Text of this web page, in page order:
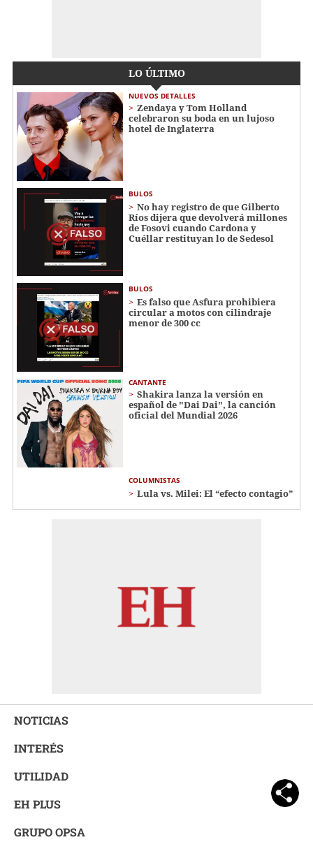
LO ÚLTIMO
NUEVOS DETALLES
Zendaya y Tom Holland
celebraron su boda en un lujoso
hotel de Inglaterra
BULOS
No hay registro de que Gilberto
Ríos dijera que devolverá millones
de Fosovi cuando Cardona y
Cuéllar restituyan lo de Sedesol
BULOS
Es falso que Asfura prohibiera
circular a motos con cilindraje
menor de 300 cc
CANTANTE
Shakira lanza la versión en
español de "Dai Dai", la canción
oficial del Mundial 2026
COLUMNISTAS
Lula vs. Milei: El “efecto contagio”
NOTICIAS
INTERÉS
UTILIDAD
EH PLUS
GRUPO OPSA